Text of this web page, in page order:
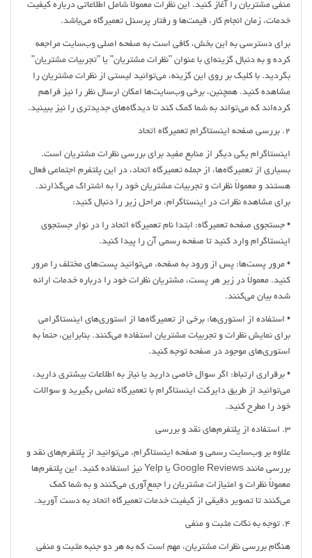
منفی مشتریان را آغاز کنید. این نظرات معمولاً شامل اطلاعاتی درباره کیفیت
خدمات، زمان انجام کار، قیمت‌ها و رفتار پرسنل تعمیرگاه می‌باشد.
برای دسترسی به این بخش، کافی است به صفحه اصلی وب‌سایت مراجعه
کرده و به دنبال گزینه‌ای با عنوان "نظرات مشتریان" یا "تجربیات مشتریان"
بگردید. با کلیک بر روی این گزینه، می‌توانید لیستی از نظرات مشتریان را
مشاهده کنید. همچنین، برخی وب‌سایت‌ها امکان ارسال نظر را نیز فراهم
کرده‌اند که می‌تواند به شما کمک کند تا دیدگاه‌های جدیدتری را نیز ببینید.
2. بررسی صفحه اینستاگرام تعمیرگاه اتحاد
اینستاگرام یکی دیگر از منابع مفید برای بررسی نظرات مشتریان است.
بسیاری از تعمیرگاه‌ها، از جمله تعمیرگاه اتحاد، در این پلتفرم اجتماعی فعال
هستند و معمولاً نظرات و تجربیات مشتریان خود را به اشتراک می‌گذارند.
برای مشاهده نظرات در اینستاگرام، مراحل زیر را دنبال کنید:
• جستجوی صفحه تعمیرگاه: ابتدا نام تعمیرگاه اتحاد را در نوار جستجوی
اینستاگرام وارد کنید تا صفحه رسمی آن را پیدا کنید.
• مرور پست‌ها: پس از ورود به صفحه، می‌توانید پست‌های مختلف را مرور
کنید. معمولاً در زیر هر پست، مشتریان نظرات خود را درباره خدمات ارائه
شده بیان می‌کنند.
• استفاده از استوری‌ها: برخی از تعمیرگاه‌ها از استوری‌های اینستاگرامی
برای نمایش نظرات و تجربیات مشتریان استفاده می‌کنند. بنابراین، حتماً به
استوری‌های موجود در صفحه توجه کنید.
• برقراری ارتباط: اگر سوال خاصی دارید یا نیاز به اطلاعات بیشتری دارید،
می‌توانید از طریق دایرکت اینستاگرام با تعمیرگاه تماس بگیرید و سوالات
خود را مطرح کنید.
3. استفاده از پلتفرم‌های نقد و بررسی
علاوه بر وب‌سایت رسمی و صفحه اینستاگرام، می‌توانید از پلتفرم‌های نقد و
بررسی مانند Google Reviews یا Yelp نیز استفاده کنید. این پلتفرم‌ها
معمولاً نظرات و امتیازات مشتریان را جمع‌آوری می‌کنند و به شما کمک
می‌کنند تا تصویر دقیقی از کیفیت خدمات تعمیرگاه اتحاد به دست آورید.
4. توجه به نکات مثبت و منفی
هنگام بررسی نظرات مشتریان، مهم است که به هر دو جنبه مثبت و منفی